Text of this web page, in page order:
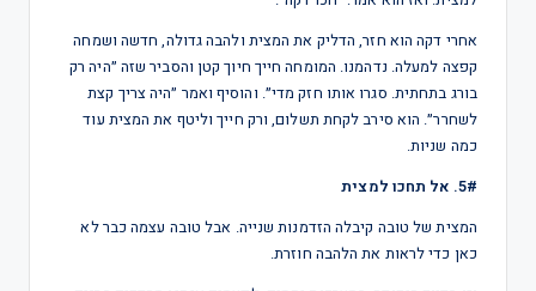
אחרי דקה הוא חזר, הדליק את המצית ולהבה גדולה, חדשה ושמחה
קפצה למעלה. נדהמנו. המומחה חייך חיוך קטן והסביר שזה ״היה רק
בורג בתחתית. סגרו אותו חזק מדי״. והוסיף ואמר ״היה צריך קצת
לשחרר״. הוא סירב לקחת תשלום, ורק חייך וליטף את המצית עוד
כמה שניות.
5#. אל תחכו למצית
המצית של טובה קיבלה הזדמנות שנייה. אבל טובה עצמה כבר לא
כאן כדי לראות את הלהבה חוזרת.